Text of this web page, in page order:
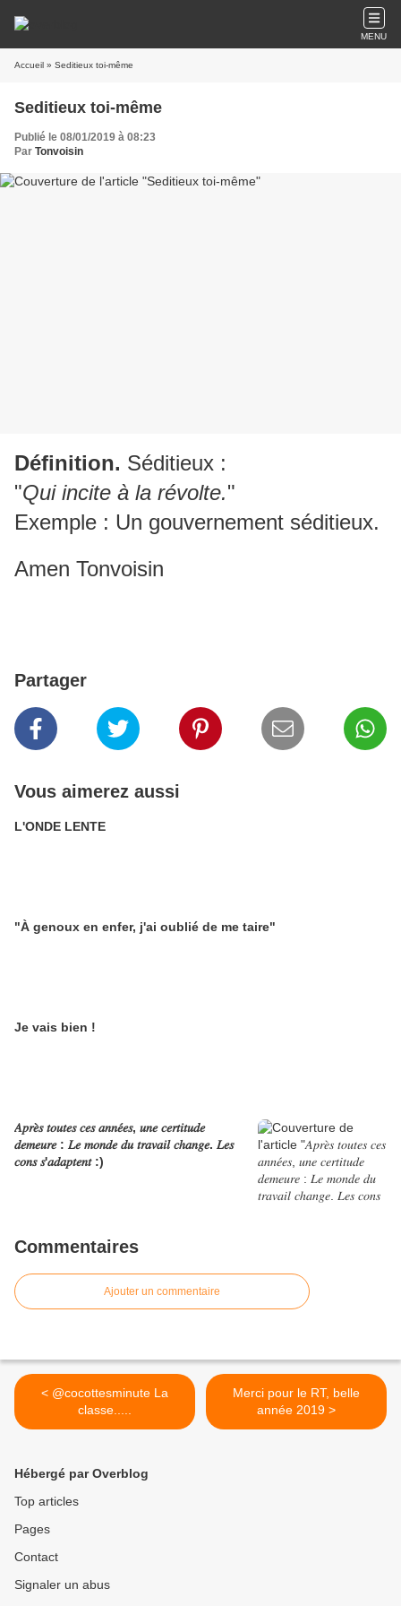
MENU
Accueil » Seditieux toi-même
Seditieux toi-même
Publié le 08/01/2019 à 08:23
Par Tonvoisin
Définition. Séditieux :
"Qui incite à la révolte."
Exemple : Un gouvernement séditieux.
Amen Tonvoisin
Partager
Vous aimerez aussi
L'ONDE LENTE
"À genoux en enfer, j'ai oublié de me taire"
Je vais bien !
𝐴𝑝𝑟𝑒̀𝑠 𝑡𝑜𝑢𝑡𝑒𝑠 𝑐𝑒𝑠 𝑎𝑛𝑛𝑒́𝑒𝑠, 𝑢𝑛𝑒 𝑐𝑒𝑟𝑡𝑖𝑡𝑢𝑑𝑒
𝑑𝑒𝑚𝑒𝑢𝑟𝑒 : 𝐿𝑒 𝑚𝑜𝑛𝑑𝑒 𝑑𝑢 𝑡𝑟𝑎𝑣𝑎𝑖𝑙 𝑐ℎ𝑎𝑛𝑔𝑒. 𝐿𝑒𝑠
𝑐𝑜𝑛𝑠 𝑠'𝑎𝑑𝑎𝑝𝑡𝑒𝑛𝑡 :)
Commentaires
Ajouter un commentaire
< @cocottesminute La
classe.....
Merci pour le RT, belle
année 2019 >
Hébergé par Overblog
Top articles
Pages
Contact
Signaler un abus